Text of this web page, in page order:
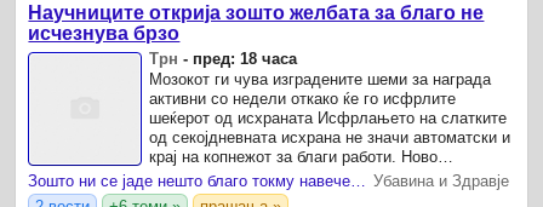
Научниците открија зошто желбата за благо не
исчезнува брзо
Трн - пред: 18 часа
Мозокот ги чува изградените шеми за награда
активни со недели откако ќе го исфрлите
шеќерот од исхраната Исфрлањето на слатките
од секојдневната исхрана не значи автоматски и
крај на копнежот за благи работи. Ново
истражување предводено од професорката
Кетрин Аплтон, објавено во ...
Убавина и Здравје